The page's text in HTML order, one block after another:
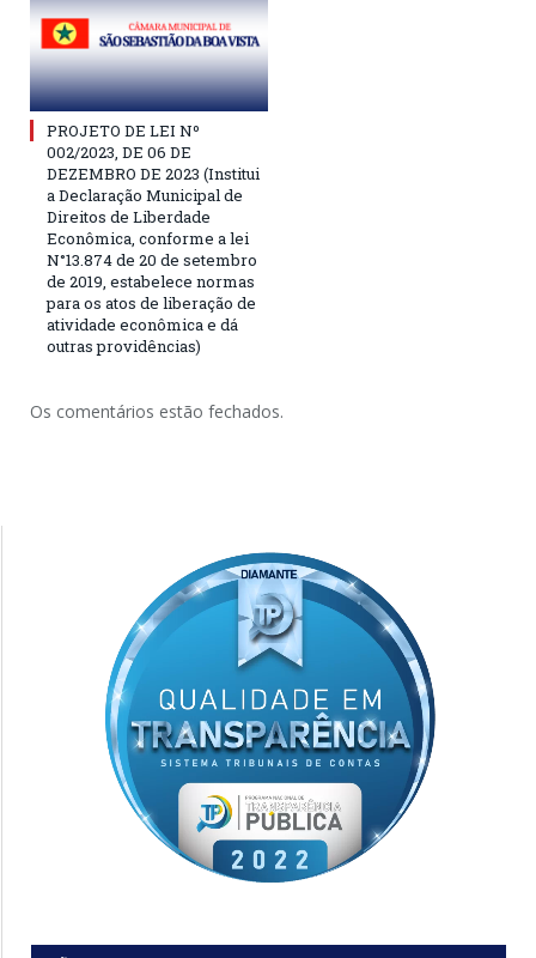
PROJETO DE LEI Nº
002/2023, DE 06 DE
DEZEMBRO DE 2023 (Institui
a Declaração Municipal de
Direitos de Liberdade
Econômica, conforme a lei
N°13.874 de 20 de setembro
de 2019, estabelece normas
para os atos de liberação de
atividade econômica e dá
outras providências)
Os comentários estão fechados.